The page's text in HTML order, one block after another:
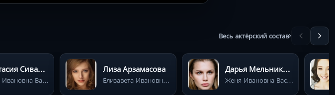
Весь актёрский состав
Анастасия Сиваева
Дария Ивановна Васнецова (вторая дочь)
Лиза Арзамасова
Елизавета Ивановна Васнецова (третья дочь)
Дарья Мельникова
Женя Ивановна Васнецова (четвёртая дочь)